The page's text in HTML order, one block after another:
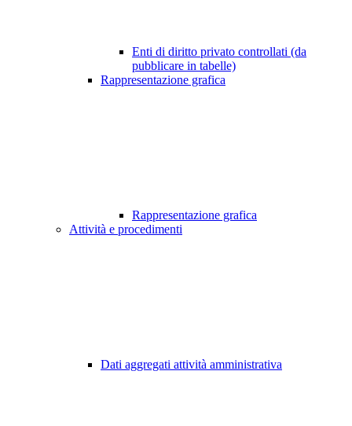
Enti di diritto privato controllati (da
pubblicare in tabelle)
Rappresentazione grafica
Rappresentazione grafica
Attività e procedimenti
Dati aggregati attività amministrativa